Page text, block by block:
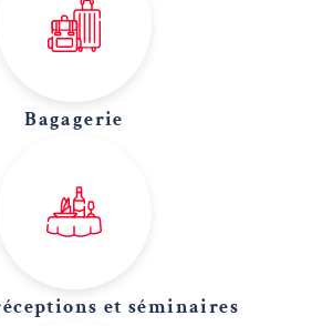
Bagagerie
et séminaires